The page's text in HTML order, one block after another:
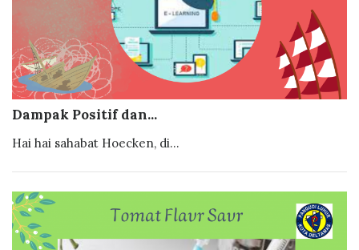
Dampak Positif dan...
Hai hai sahabat Hoecken, di...